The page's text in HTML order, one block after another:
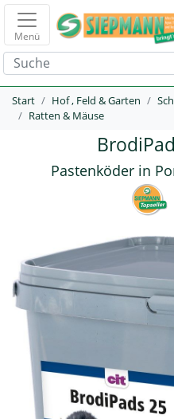
Menü
Start Hof , Feld & Garten
Ratten & Mäuse
Pastenköder in